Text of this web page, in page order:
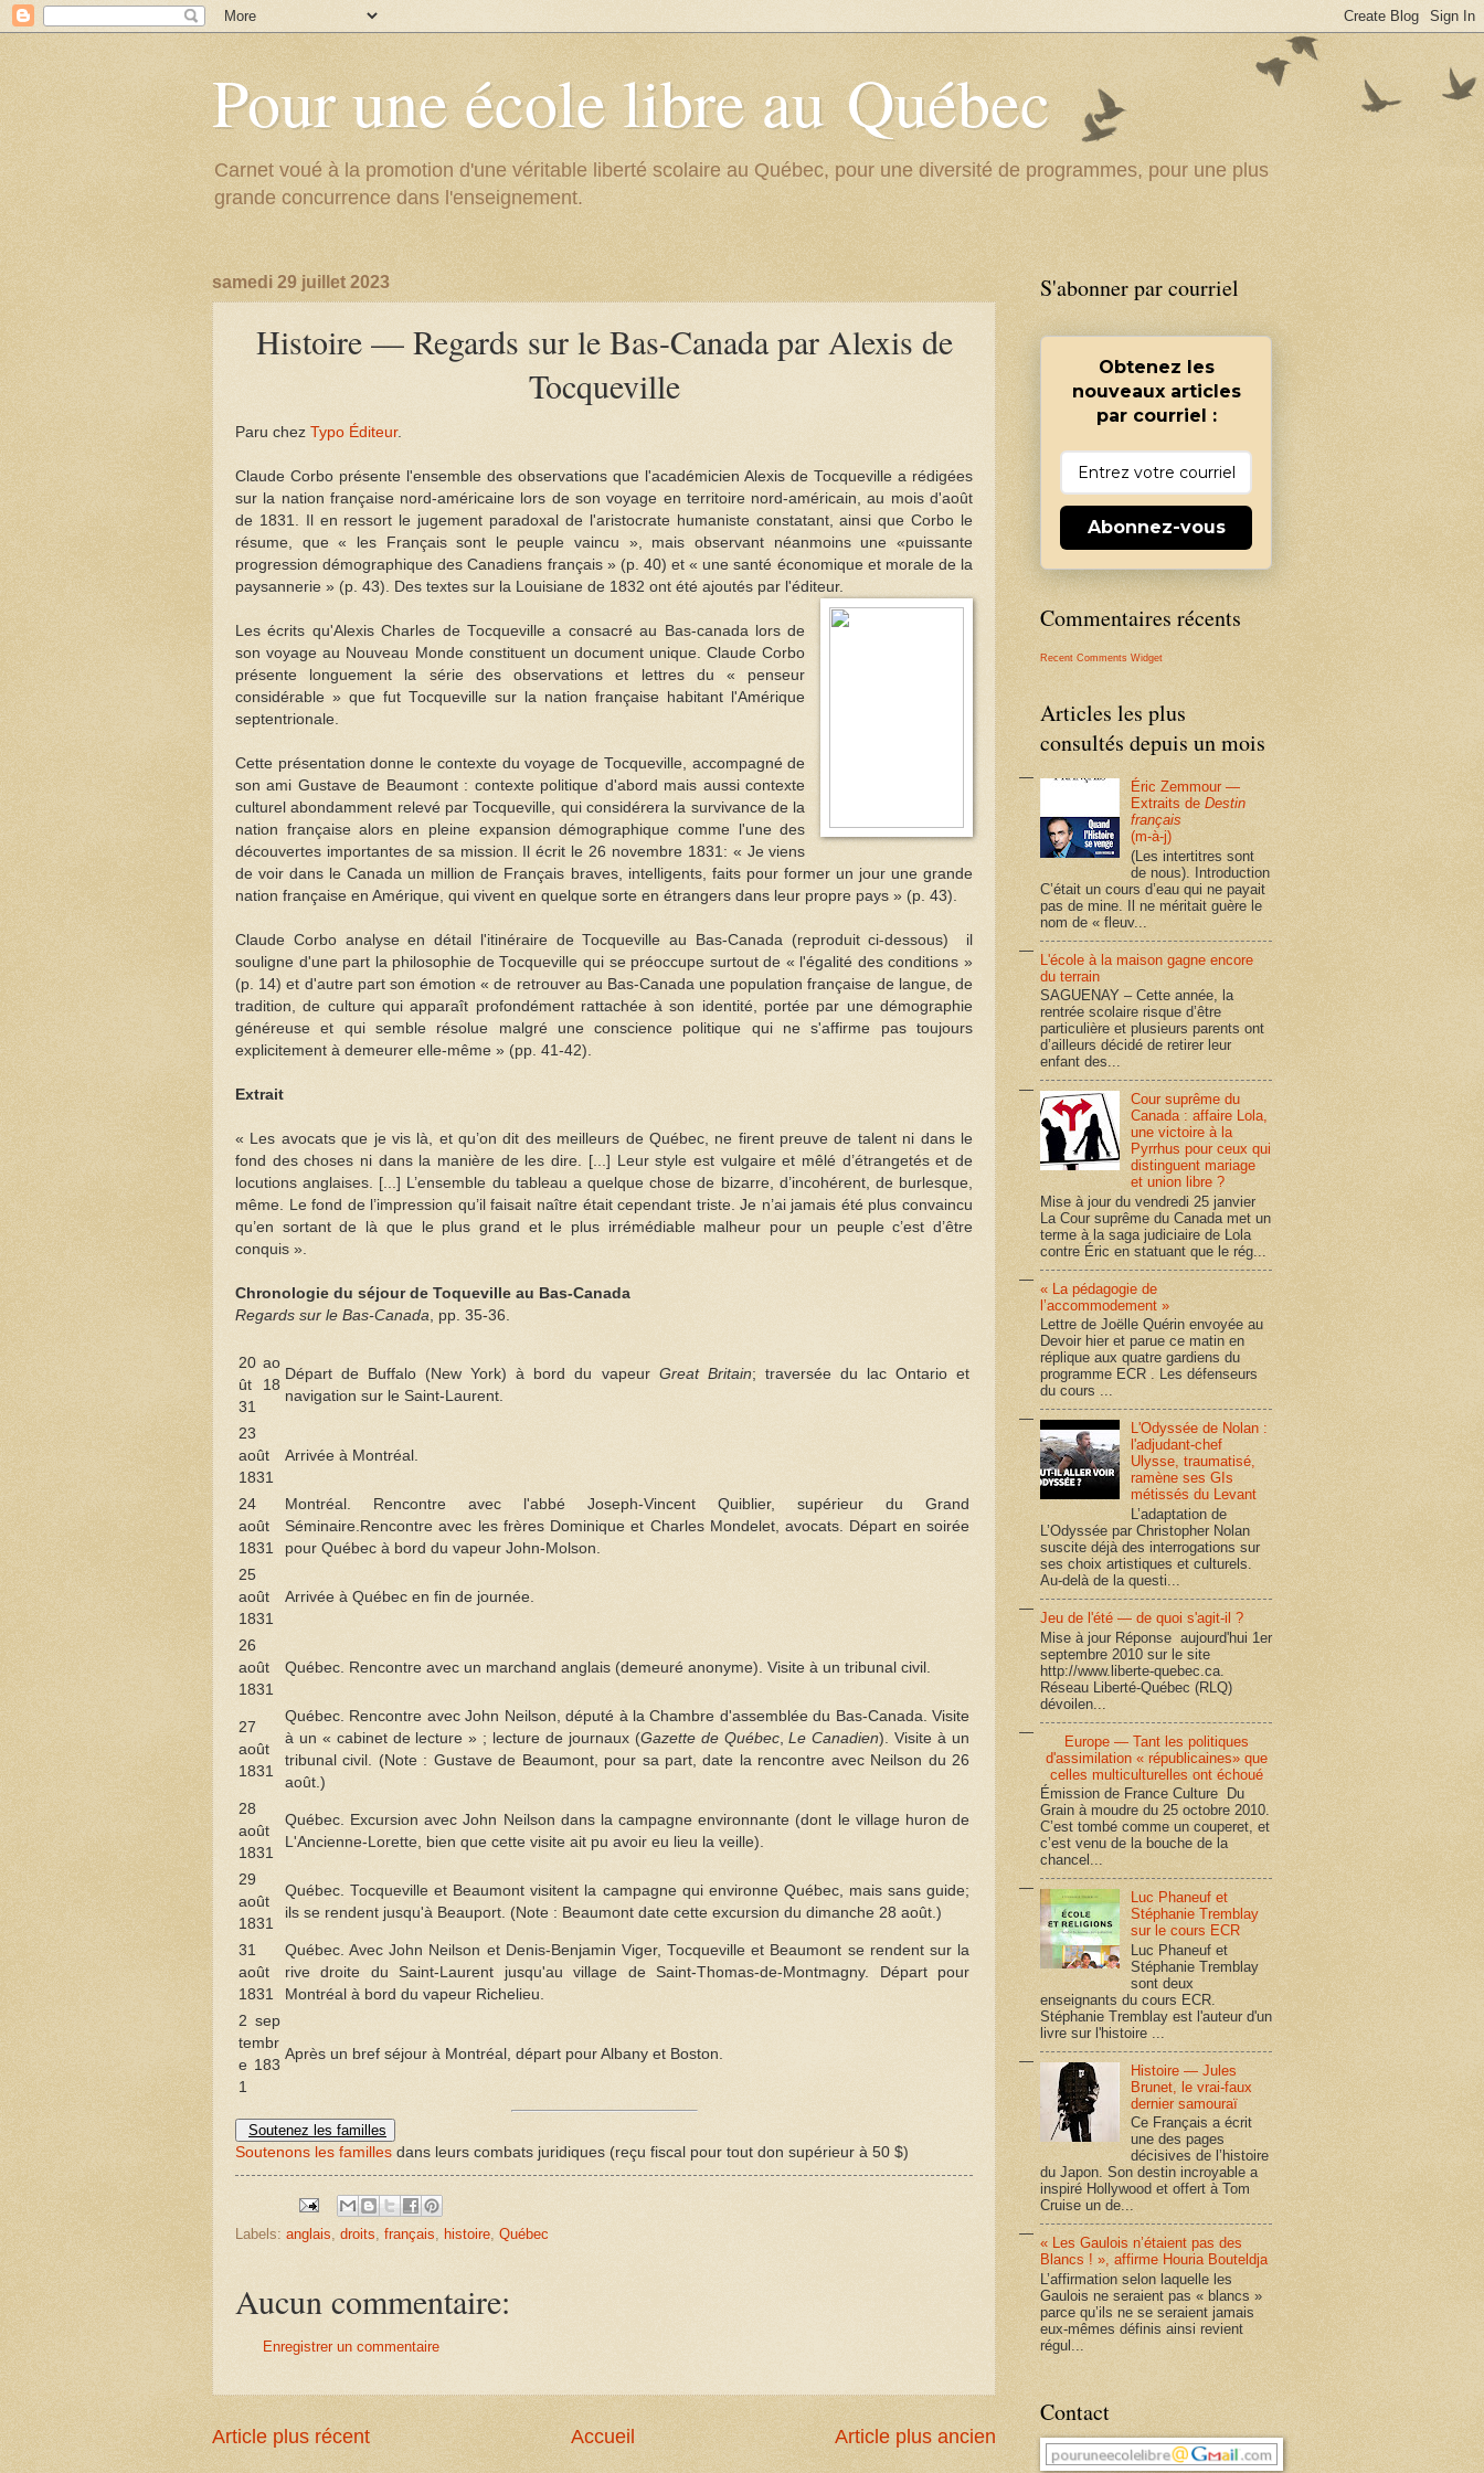
Pour une école libre au Québec
Carnet voué à la promotion d'une véritable liberté scolaire au Québec, pour une diversité de programmes, pour une plus
grande concurrence dans l'enseignement.
samedi 29 juillet 2023
Histoire — Regards sur le Bas-Canada par Alexis de
Tocqueville
Paru chez Typo Éditeur.
Claude Corbo présente l'ensemble des observations que l'académicien Alexis de Tocqueville a rédigées
sur la nation française nord-américaine lors de son voyage en territoire nord-américain, au mois d'août
de 1831. Il en ressort le jugement paradoxal de l'aristocrate humaniste constatant, ainsi que Corbo le
résume, que « les Français sont le peuple vaincu », mais observant néanmoins une «puissante
progression démographique des Canadiens français » (p. 40) et « une santé économique et morale de la
paysannerie » (p. 43). Des textes sur la Louisiane de 1832 ont été ajoutés par l'éditeur.
Les écrits qu'Alexis Charles de Tocqueville a consacré au Bas-canada lors de
son voyage au Nouveau Monde constituent un document unique. Claude Corbo
présente longuement la série des observations et lettres du « penseur
considérable » que fut Tocqueville sur la nation française habitant l'Amérique
septentrionale.
Cette présentation donne le contexte du voyage de Tocqueville, accompagné de
son ami Gustave de Beaumont : contexte politique d'abord mais aussi contexte
culturel abondamment relevé par Tocqueville, qui considérera la survivance de la
nation française alors en pleine expansion démographique comme l'une des
découvertes importantes de sa mission. Il écrit le 26 novembre 1831: « Je viens
de voir dans le Canada un million de Français braves, intelligents, faits pour former un jour une grande
nation française en Amérique, qui vivent en quelque sorte en étrangers dans leur propre pays » (p. 43).
Claude Corbo analyse en détail l'itinéraire de Tocqueville au Bas-Canada (reproduit ci-dessous) il
souligne d'une part la philosophie de Tocqueville qui se préoccupe surtout de « l'égalité des conditions »
(p. 14) et d'autre part son émotion « de retrouver au Bas-Canada une population française de langue, de
tradition, de culture qui apparaît profondément rattachée à son identité, portée par une démographie
généreuse et qui semble résolue malgré une conscience politique qui ne s'affirme pas toujours
explicitement à demeurer elle-même » (pp. 41-42).
Extrait
« Les avocats que je vis là, et qu’on dit des meilleurs de Québec, ne firent preuve de talent ni dans le
fond des choses ni dans la manière de les dire. [...] Leur style est vulgaire et mêlé d’étrangetés et de
locutions anglaises. [...] L’ensemble du tableau a quelque chose de bizarre, d’incohérent, de burlesque,
même. Le fond de l’impression qu’il faisait naître était cependant triste. Je n’ai jamais été plus convaincu
qu’en sortant de là que le plus grand et le plus irrémédiable malheur pour un peuple c’est d’être
conquis ».
Chronologie du séjour de Toqueville au Bas-Canada
Regards sur le Bas-Canada , pp. 35-36.
20 ao
ût 18
31
Départ de Buffalo (New York) à bord du vapeur Great Britain; traversée du lac Ontario et
navigation sur le Saint-Laurent.
23
août
1831
Arrivée à Montréal.
24
août
1831
Montréal. Rencontre avec l'abbé Joseph-Vincent Quiblier, supérieur du Grand
Séminaire.Rencontre avec les frères Dominique et Charles Mondelet, avocats. Départ en soirée
pour Québec à bord du vapeur John-Molson.
25
août
1831
Arrivée à Québec en fin de journée.
26
août
1831
Québec. Rencontre avec un marchand anglais (demeuré anonyme). Visite à un tribunal civil.
27
août
1831
Québec. Rencontre avec John Neilson, député à la Chambre d'assemblée du Bas-Canada. Visite
à un « cabinet de lecture » ; lecture de journaux (Gazette de Québec,Le Canadien). Visite à un
tribunal civil. (Note : Gustave de Beaumont, pour sa part, date la rencontre avec Neilson du 26
août.)
28
août
1831
Québec. Excursion avec John Neilson dans la campagne environnante (dont le village huron de
L'Ancienne-Lorette, bien que cette visite ait pu avoir eu lieu la veille).
29
août
1831
Québec. Tocqueville et Beaumont visitent la campagne qui environne Québec, mais sans guide;
ils se rendent jusqu'à Beauport. (Note : Beaumont date cette excursion du dimanche 28 août.)
31
août
1831
Québec. Avec John Neilson et Denis-Benjamin Viger, Tocqueville et Beaumont se rendent sur la
rive droite du Saint-Laurent jusqu'au village de Saint-Thomas-de-Montmagny. Départ pour
Montréal à bord du vapeur Richelieu.
2 sep
tembr
e 183
1
Après un bref séjour à Montréal, départ pour Albany et Boston.
Soutenez les familles
Soutenons les familles dans leurs combats juridiques (reçu fiscal pour tout don supérieur à 50 $)
Labels: anglais droits français histoire Québec
Aucun commentaire:
Enregistrer un commentaire
Article plus récent Article plus ancien
Accueil
S'abonner par courriel
Obtenez les
nouveaux articles
par courriel :
Abonnez-vous
Commentaires récents
Recent Comments Widget
Articles les plus
consultés depuis un mois
Éric Zemmour —
Extraits deDestin
français
(m-à-j)
(Les intertitres sont
de nous). Introduction
C’était un cours d’eau qui ne payait
pas de mine. Il ne méritait guère le
nom de « fleuv...
L'école à la maison gagne encore
du terrain
SAGUENAY – Cette année, la
rentrée scolaire risque d’être
particulière et plusieurs parents ont
d’ailleurs décidé de retirer leur
enfant des...
Cour suprême du
Canada : affaire Lola,
une victoire à la
Pyrrhus pour ceux qui
distinguent mariage
et union libre ?
Mise à jour du vendredi 25 janvier
La Cour suprême du Canada met un
terme à la saga judiciaire de Lola
contre Éric en statuant que le rég...
« La pédagogie de
l’accommodement »
Lettre de Joëlle Quérin envoyée au
Devoir hier et parue ce matin en
réplique aux quatre gardiens du
programme ECR . Les défenseurs
du cours ...
L'Odyssée de Nolan :
l'adjudant-chef
Ulysse, traumatisé,
ramène ses GIs
métissés du Levant
L’adaptation de
L’Odyssée par Christopher Nolan
suscite déjà des interrogations sur
ses choix artistiques et culturels.
Au-delà de la questi...
Jeu de l'été — de quoi s'agit-il ?
Mise à jour Réponse aujourd'hui 1er
septembre 2010 sur le site
http://www.liberte-quebec.ca.
Réseau Liberté-Québec (RLQ)
dévoilen...
Europe — Tant les politiques
d'assimilation « républicaines» que
celles multiculturelles ont échoué
Émission de France Culture Du
Grain à moudre du 25 octobre 2010.
C’est tombé comme un couperet, et
c’est venu de la bouche de la
chancel...
Luc Phaneuf et
Stéphanie Tremblay
sur le cours ECR
Luc Phaneuf et
Stéphanie Tremblay
sont deux
enseignants du cours ECR.
Stéphanie Tremblay est l'auteur d'un
livre sur l'histoire ...
Histoire — Jules
Brunet, le vrai-faux
dernier samouraï
Ce Français a écrit
une des pages
décisives de l’histoire
du Japon. Son destin incroyable a
inspiré Hollywood et offert à Tom
Cruise un de...
« Les Gaulois n’étaient pas des
Blancs ! », affirme Houria Bouteldja
L’affirmation selon laquelle les
Gaulois ne seraient pas « blancs »
parce qu’ils ne se seraient jamais
eux-mêmes définis ainsi revient
régul...
Contact